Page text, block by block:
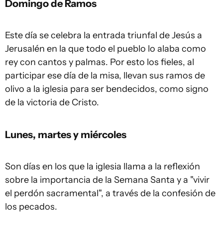
Domingo de Ramos
Este día se celebra la entrada triunfal de Jesús a
Jerusalén en la que todo el pueblo lo alaba como
rey con cantos y palmas. Por esto los fieles, al
participar ese día de la misa, llevan sus ramos de
olivo a la iglesia para ser bendecidos, como signo
de la victoria de Cristo.
Lunes, martes y miércoles
Son días en los que la iglesia llama a la reflexión
sobre la importancia de la Semana Santa y a "vivir
el perdón sacramental", a través de la confesión de
los pecados.